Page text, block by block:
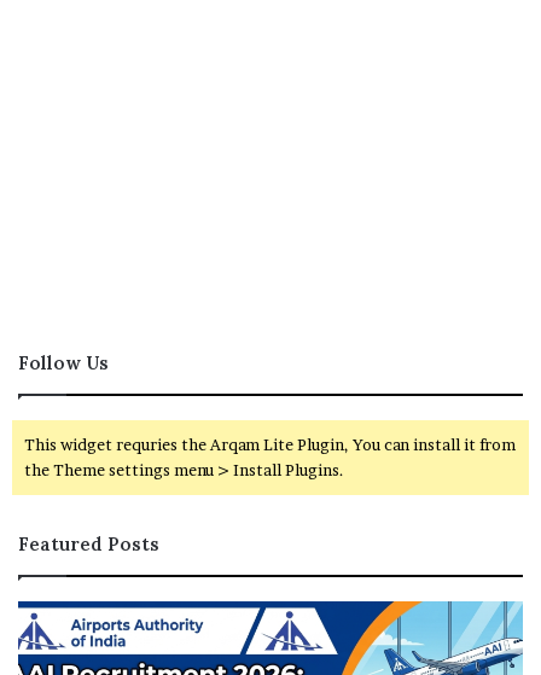
Follow Us
This widget requries the Arqam Lite Plugin, You can install it from
the Theme settings menu > Install Plugins.
Featured Posts
ரு
சி
யா